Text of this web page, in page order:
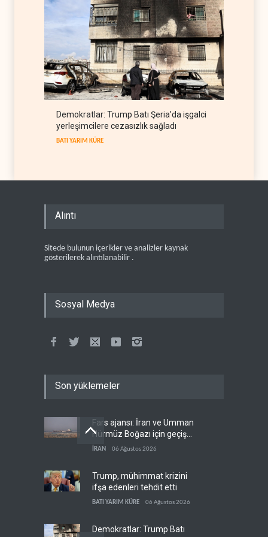
Demokratlar: Trump Batı Şeria'da işgalci
yerleşimcilere cezasızlık sağladı
BATI YARIM KÜRE
Alıntı
Sitede bulunun içerikler ve analizler kaynak
gösterilerek alıntılanabilir .
Sosyal Medya
Son yüklemeler
Fars ajansı: İran ve Umman
Hürmüz Boğazı için geçiş
koridorlarında anlaştı
İRAN 06 Ağustos 2026
Trump, mühimmat krizini
ifşa edenleri tehdit etti
BATI YARIM KÜRE 06 Ağustos 2026
Demokratlar: Trump Batı